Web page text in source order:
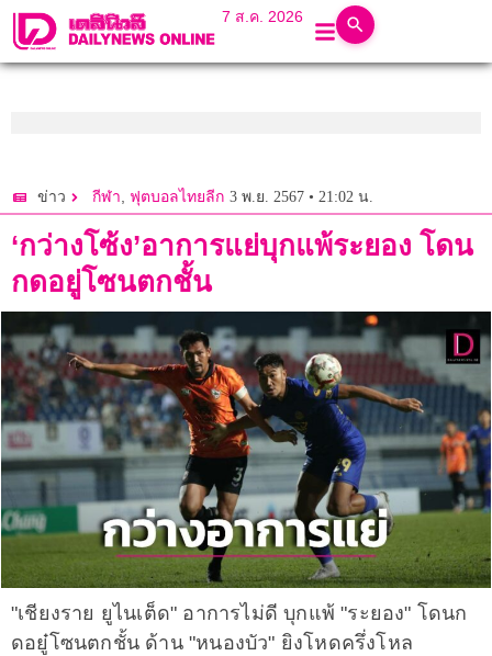
7 ส.ค. 2026
ข่าว กีฬา, ฟุตบอลไทยลีก 3 พ.ย. 2567 • 21:02 น.
‘กว่างโซ้ง’อาการแย่บุกแพ้ระยอง โดน
กดอยู่โซนตกชั้น
"เชียงราย ยูไนเต็ด" อาการไม่ดี บุกแพ้ "ระยอง" โดนก
ดอยู๋โซนตกชั้น ด้าน "หนองบัว" ยิงโหดครึ่งโหล